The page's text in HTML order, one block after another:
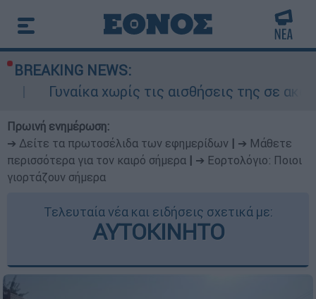
BREAKING NEWS:
χωρίς τις αισθήσεις της σε ακάλυπτο
Πρωινή ενημέρωση:
➔ Δείτε τα πρωτοσέλιδα των εφημερίδων
➔ Μάθετε
περισσότερα για τον καιρό σήμερα
➔ Εορτολόγιο: Ποιοι
γιορτάζουν σήμερα
Τελευταία νέα και ειδήσεις σχετικά με:
ΑΥΤΟΚΙΝΗΤΟ